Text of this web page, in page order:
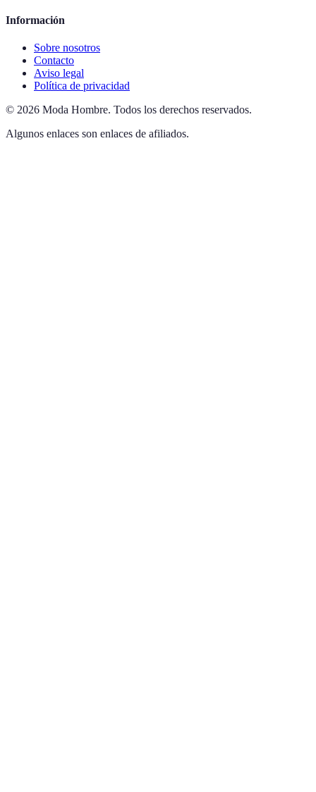
Información
Sobre nosotros
Contacto
Aviso legal
Política de privacidad
© 2026 Moda Hombre. Todos los derechos reservados.
Algunos enlaces son enlaces de afiliados.